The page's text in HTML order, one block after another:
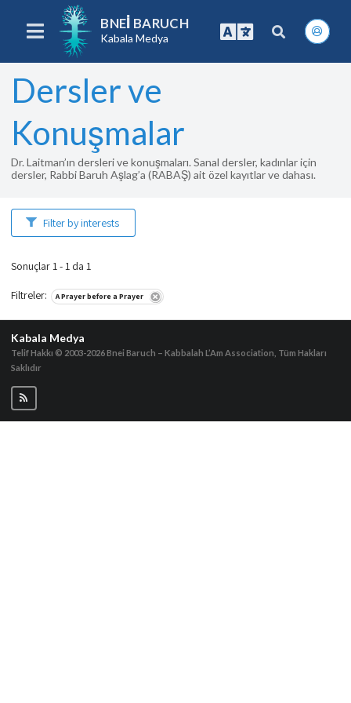
BNEI BARUCH
Kabala Medya
Dersler ve
Konuşmalar
Dr. Laitman’ın dersleri ve konuşmaları. Sanal dersler, kadınlar için
dersler, Rabbi Baruh Aşlag’a (RABAŞ) ait özel kayıtlar ve dahası.
Filter by interests
Sonuçlar 1 - 1 da 1
Filtreler: A Prayer before a Prayer
Kabala Medya
Telif Hakkı © 2003-2026Bnei Baruch – Kabbalah L’Am Association, Tüm Hakları
Saklıdır